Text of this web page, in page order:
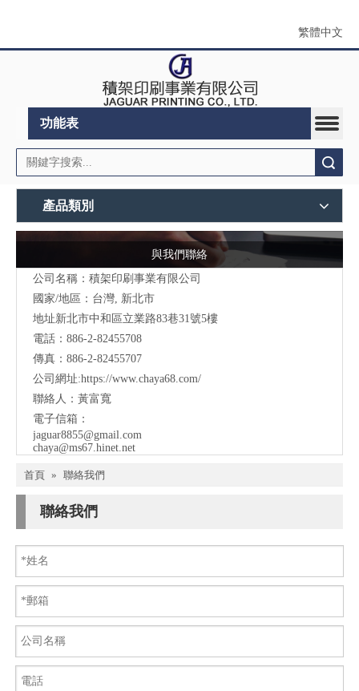
繁體中文
功能表
產品類別
與我們聯絡
公司名稱：積架印刷事業有限公司
國家/地區：台灣, 新北市
地址新北市中和區立業路83巷31號5樓
電話：886-2-82455708
傳真：886-2-82455707
公司網址:https://www.chaya68.com/
聯絡人：黃富寬
電子信箱：
jaguar8855@gmail.com
chaya@ms67.hinet.net
首頁 » 聯絡我們
聯絡我們